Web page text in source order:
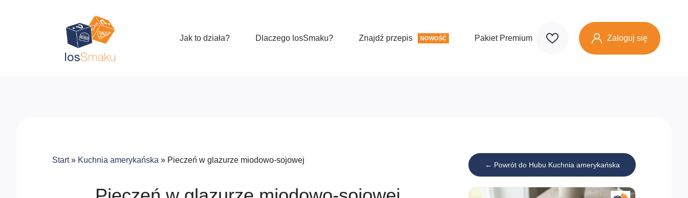
Jak to działa? Dlaczego losSmaku? Znajdź przepis NOWOŚĆ Pakiet Premium Zaloguj się
Start» Kuchnia amerykańska » Pieczeń w glazurze miodowo-sojowej
← Powrót do Hubu Kuchnia amerykańska